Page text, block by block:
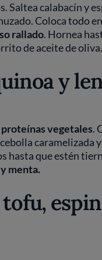
Saltea calabacín y
Coloca todo
rallado. Hornea
de aceite de oliva.
y
proteínas vegetales.
caramelizada y
hasta que estén
menta.